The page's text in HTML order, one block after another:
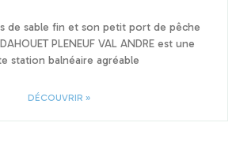
de sable fin et son petit port de pêche
PLENEUF VAL ANDRE est une
station balnéaire agréable
DÉCOUVRIR »